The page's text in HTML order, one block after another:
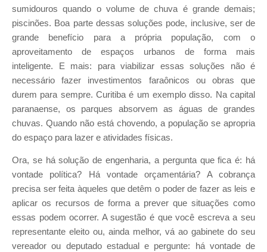
sumidouros quando o volume de chuva é grande demais;
piscinões. Boa parte dessas soluções pode, inclusive, ser de
grande benefício para a própria população, com o
aproveitamento de espaços urbanos de forma mais
inteligente. E mais: para viabilizar essas soluções não é
necessário fazer investimentos faraônicos ou obras que
durem para sempre. Curitiba é um exemplo disso. Na capital
paranaense, os parques absorvem as águas de grandes
chuvas. Quando não está chovendo, a população se apropria
do espaço para lazer e atividades físicas.
Ora, se há solução de engenharia, a pergunta que fica é: há
vontade política? Há vontade orçamentária? A cobrança
precisa ser feita àqueles que detêm o poder de fazer as leis e
aplicar os recursos de forma a prever que situações como
essas podem ocorrer. A sugestão é que você escreva a seu
representante eleito ou, ainda melhor, vá ao gabinete do seu
vereador ou deputado estadual e pergunte: há vontade de